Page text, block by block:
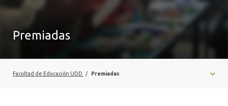
Premiadas
Facultad de Educación UDD / Premiadas